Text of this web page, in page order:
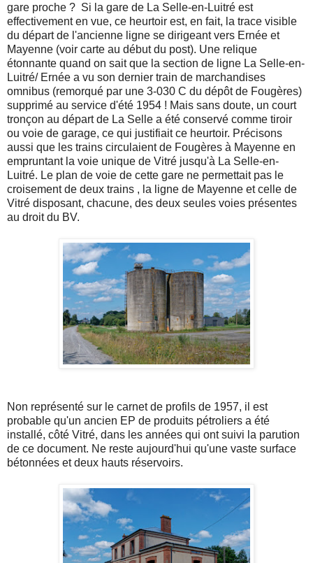
gare proche ? Si la gare de La Selle-en-Luitré est
effectivement en vue, ce heurtoir est, en fait, la trace visible
du départ de l'ancienne ligne se dirigeant vers Ernée et
Mayenne (voir carte au début du post). Une relique
étonnante quand on sait que la section de ligne La Selle-en-
Luitré/ Ernée a vu son dernier train de marchandises
omnibus (remorqué par une 3-030 C du dépôt de Fougères)
supprimé au service d'été 1954 ! Mais sans doute, un court
tronçon au départ de La Selle a été conservé comme tiroir
ou voie de garage, ce qui justifiait ce heurtoir. Précisons
aussi que les trains circulaient de Fougères à Mayenne en
empruntant la voie unique de Vitré jusqu'à La Selle-en-
Luitré. Le plan de voie de cette gare ne permettait pas le
croisement de deux trains , la ligne de Mayenne et celle de
Vitré disposant, chacune, des deux seules voies présentes
au droit du BV.
Non représenté sur le carnet de profils de 1957, il est
probable qu'un ancien EP de produits pétroliers a été
installé, côté Vitré, dans les années qui ont suivi la parution
de ce document. Ne reste aujourd'hui qu'une vaste surface
bétonnées et deux hauts réservoirs.